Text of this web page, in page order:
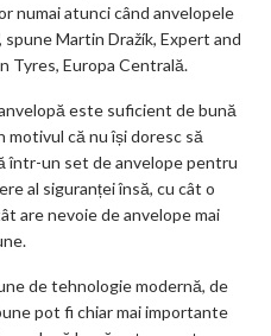
numai atunci când anvelopele
spune Martin Dražík, Expert and
Tyres, Europa Centrală.
este suficient de bună
motivul că nu își doresc să
într-un set de anvelope pentru
al siguranței însă, cu cât o
are nevoie de anvelope mai
de tehnologie modernă, de
pot fi chiar mai importante